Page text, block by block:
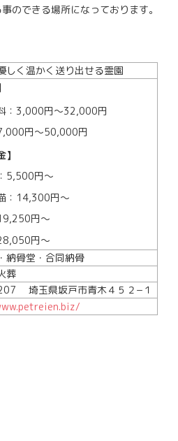
のできる場所になっております。
しく温かく送り出せる霊園
：3,000円～32,000円
円～50,000円
】
5,500円〜
：14,300円〜
円〜
円〜
納骨堂・合同納骨
葬
埼玉県坂戸市青木４５２−１